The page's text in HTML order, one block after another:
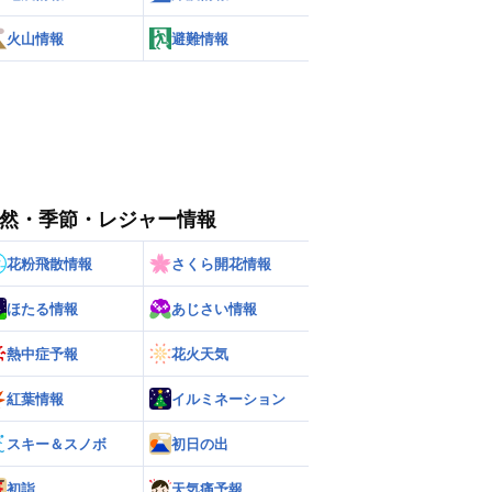
火山情報 避難情報
・季節・レジャー情報
花粉飛散情報 さくら開花情報
ほたる情報 あじさい情報
熱中症予報 花火天気
紅葉情報 イルミネーション
スキー＆スノボ 初日の出
初詣 天気痛予報